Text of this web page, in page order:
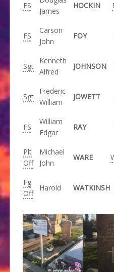
FS
James
HOCKIN
FS
Carson
John
FOY
Sgt
Kenneth
Alfred
JOHNSON
Sgt
Frederic
William
JOWETT
FS
William
Edgar
RAY
Plt
Off
Michael
John
WARE
Fg
Off
Harold WATKINSH